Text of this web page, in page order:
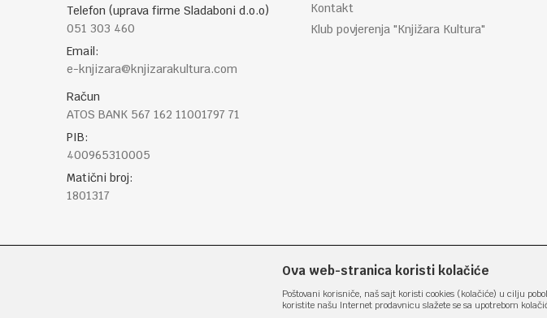
Telefon (uprava firme Sladaboni d.o.o)
051 303 460
Email:
e-knjizara@knjizarakultura.com
Račun
ATOS BANK 567 162 11001797 71
PIB:
400965310005
Matični broj:
1801317
Kontakt
Klub povjerenja "Knjižara Kultura"
Ova web-stranica koristi kolačiće
Poštovani korisniče, naš sajt koristi cookies (kolačiće) u cilju
koristite našu Internet prodavnicu slažete se sa upotrebom